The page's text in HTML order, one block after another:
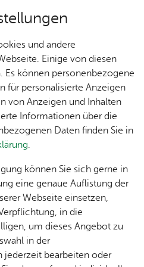
Stadt
&
Bauen
& Um­
welt
Geo­
da­ten
Ge­
sund­
heit &
kum
Vor­le­sen
Au­gust 2025
was geht!“ öffnete die
ihre Türen für
und Schüler.
und andere
Einige von diesen
können personenbezogene
für personalisierte Anzeigen
von Anzeigen und Inhalten
Informationen über die
Daten finden Sie in
.
können Sie sich gerne in
eine genaue Auflistung der
Webseite einsetzen,
in die
um dieses Angebot zu
in der
jederzeit bearbeiten oder